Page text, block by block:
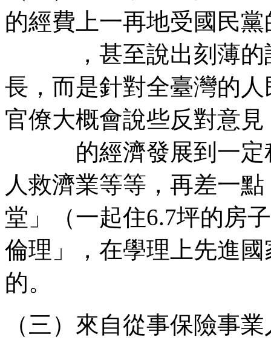
的經費上一再地受國民
，甚至說出刻薄的話
長，而是針對全臺灣
官僚大概會說些反對意
的經濟發展到一定程
人救濟業等等，再差
堂」（一起住6.7坪的
倫理」，在學理上先進
的。
（三）來自從事保險